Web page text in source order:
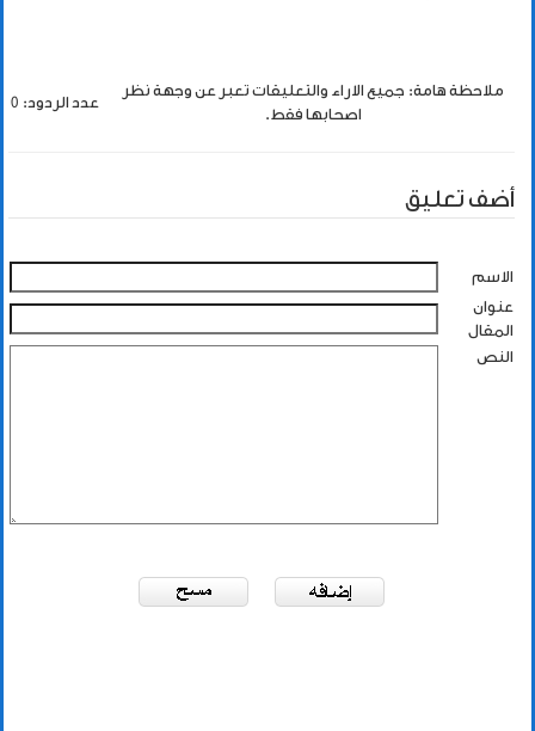
ملاحظة هامة: جميع الاراء والتعليقات تعبر عن وجهة نظر
اصحابها فقط.
عدد الردود: 0
أضف تعليق
الاسم
عنوان
المقال
النص